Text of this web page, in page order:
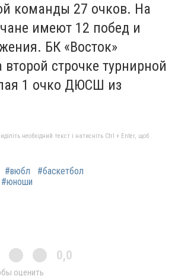
команды 27 очков. На
имеют 12 побед и
БК «Восток»
второй строчке турнирной
1 очко ДЮСШ из
необхідний текст і натисніть Ctrl + Enter, щоб
#вюбл
#баскетбол
#юноши
0,0
оценить